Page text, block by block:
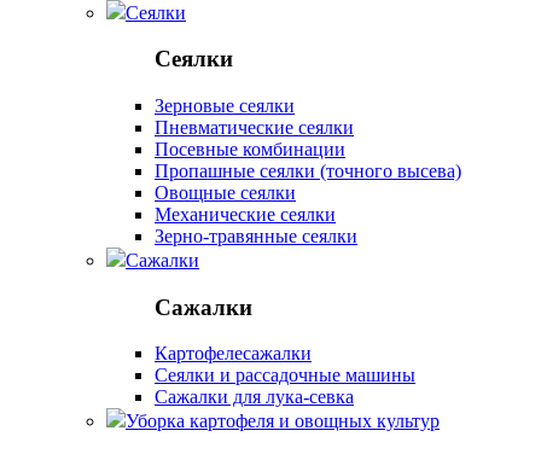
Сеялки
Сеялки
Зерновые сеялки
Пневматические сеялки
Посевные комбинации
Пропашные сеялки (точного высева)
Овощные сеялки
Механические сеялки
Зерно-травянные сеялки
Сажалки
Сажалки
Картофелесажалки
Сеялки и рассадочные машины
Сажалки для лука-севка
Уборка картофеля и овощных культур